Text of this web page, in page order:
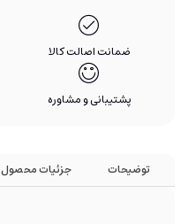
ضمانت اصالت کالا
پشتیبانی و مشاوره
توضیحات جزئیات محصول